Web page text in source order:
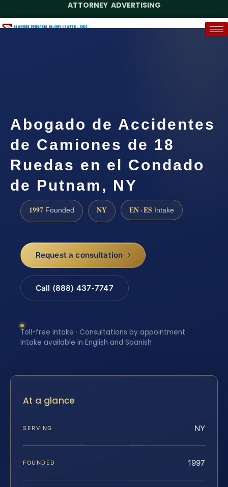
ATTORNEY ADVERTISING
Abogado de Accidentes
de Camiones de 18
Ruedas en el Condado
de Putnam, NY
1997 Founded NY EN · ES Intake
Request a consultation
Call (888) 437-7747
Toll-free intake · Consultations by appointment ·
Intake available in English and Spanish
At a glance
SERVING NY
FOUNDED 1997